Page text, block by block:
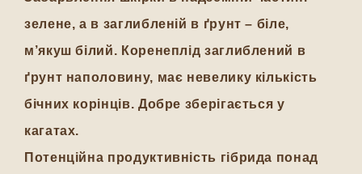
зелене, а в заглибленій в ґрунт – біле,
м’якуш білий. Коренеплід заглиблений в
ґрунт наполовину, має невелику кількість
бічних корінців. Добре зберігається у
кагатах.
Потенційна продуктивність гібрида понад